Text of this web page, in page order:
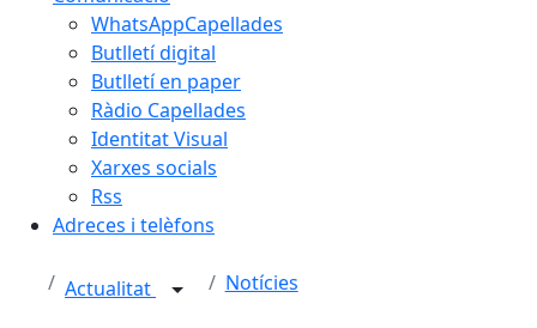
WhatsAppCapellades
Butlletí digital
Butlletí en paper
Ràdio Capellades
Identitat Visual
Xarxes socials
Rss
Adreces i telèfons
Actualitat Notícies